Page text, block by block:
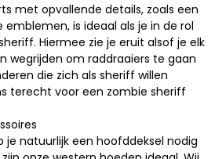
met opvallende details, zoals een
is ideaal als je in de rol
Hiermee zie je eruit alsof je elk
wegrijden om raddraaiers te gaan
die zich als sheriff willen
terecht voor een zombie sheriff
je natuurlijk een hoofddeksel nodig